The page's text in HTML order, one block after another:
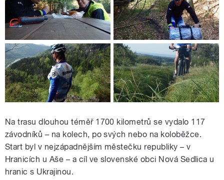
Na trasu dlouhou téměř 1700 kilometrů se vydalo 117
závodníků – na kolech, po svých nebo na koloběžce.
Start byl v nejzápadnějším městečku republiky – v
Hranicích u Aše – a cíl ve slovenské obci Nová Sedlica u
hranic s Ukrajinou.